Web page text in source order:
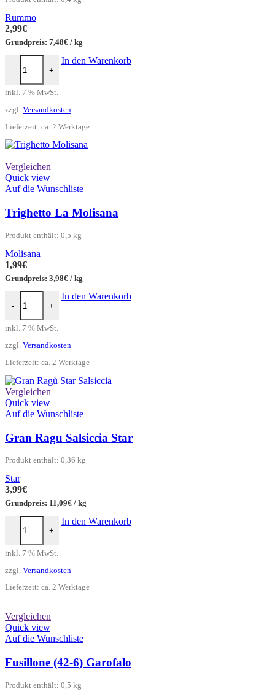
Rummo
2,99€
Grundpreis: 7,48€ / kg
-
Spaghetti 3 Glutenfrei Rummo Menge
+
In den Warenkorb
inkl. 7 % MwSt.
zzgl. Versandkosten
Lieferzeit: ca. 2 Werktage
Vergleichen
Quick view
Auf die Wunschliste
Trighetto La Molisana
Produkt enthält: 0,5 kg
Molisana
1,99€
Grundpreis: 3,98€ / kg
-
Trighetto La Molisana Menge
+
In den Warenkorb
inkl. 7 % MwSt.
zzgl. Versandkosten
Lieferzeit: ca. 2 Werktage
Vergleichen
Quick view
Auf die Wunschliste
Gran Ragu Salsiccia Star
Produkt enthält: 0,36 kg
Star
3,99€
Grundpreis: 11,09€ / kg
-
Gran Ragu Salsiccia Star Menge
+
In den Warenkorb
inkl. 7 % MwSt.
zzgl. Versandkosten
Lieferzeit: ca. 2 Werktage
Vergleichen
Quick view
Auf die Wunschliste
Fusillone (42-6) Garofalo
Produkt enthält: 0,5 kg